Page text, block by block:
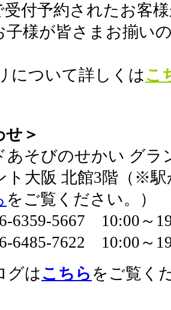
付予約されたお客
子様が皆さまお揃い
について詳しくは こ
せ＞
あそびのせかい グラ
ト大阪 北館3階（※
をご覧ください。）
5667 10:00～
6485-7622 10:00～
グは こちら をご覧く